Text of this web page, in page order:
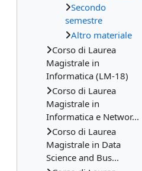
Secondo
semestre
Altro materiale
Corso di Laurea
Magistrale in
Informatica (LM-18)
Corso di Laurea
Magistrale in
Informatica e Networ...
Corso di Laurea
Magistrale in Data
Science and Bus...